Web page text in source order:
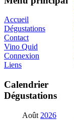
Accueil
Dégustations
Contact
Vino Quid
Connexion
Liens
Calendrier
Dégustations
Août 2026